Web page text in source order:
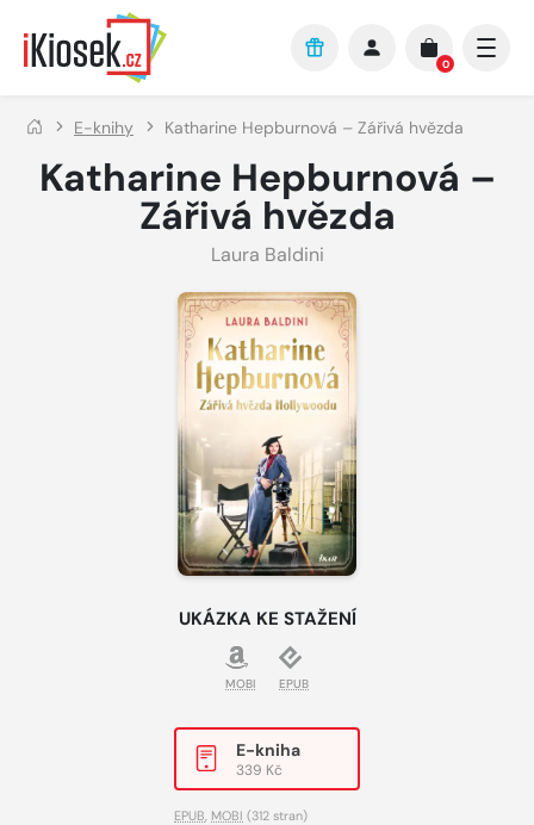
Přejít na hlavní obsah
0
E-knihy Katharine Hepburnová – Zářivá hvězda
Katharine Hepburnová –
Zářivá hvězda
Laura Baldini
UKÁZKA KE STAŽENÍ
MOBI EPUB
E-kniha
339 Kč
EPUB, MOBI (312 stran)